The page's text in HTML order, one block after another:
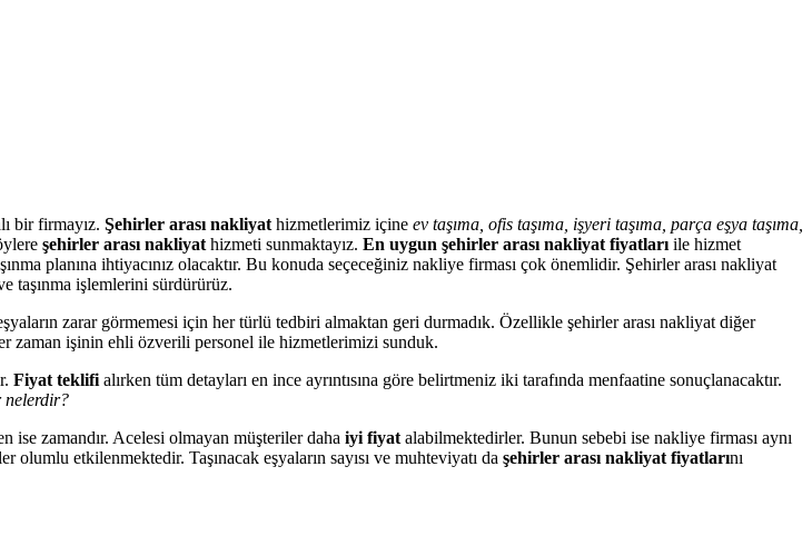
bir firmayız. Şehirler arası nakliyat hizmetlerimiz içine ev taşıma, ofis taşıma, işyeri taşıma, parça eşya taşıma,
şehirler arası nakliyat hizmeti sunmaktayız. En uygun şehirler arası nakliyat fiyatları ile hizmet
planına ihtiyacınız olacaktır. Bu konuda seçeceğiniz nakliye firması çok önemlidir. Şehirler arası nakliyat
taşınma işlemlerini sürdürürüz.
zarar görmemesi için her türlü tedbiri almaktan geri durmadık. Özellikle şehirler arası nakliyat diğer
zaman işinin ehli özverili personel ile hizmetlerimizi sunduk.
Fiyat teklifi alırken tüm detayları en ince ayrıntısına göre belirtmeniz iki tarafında menfaatine sonuçlanacaktır.
nelerdir?
ise zamandır. Acelesi olmayan müşteriler daha iyi fiyat alabilmektedirler. Bunun sebebi ise nakliye firması aynı
etkilenmektedir. Taşınacak eşyaların sayısı ve muhteviyatı da şehirler arası nakliyat fiyatlarını